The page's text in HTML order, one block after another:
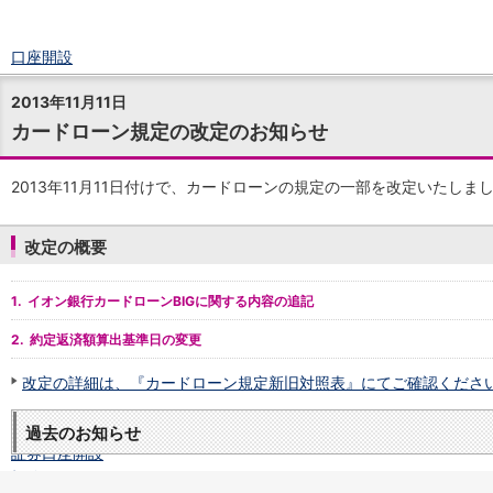
口座開設
ログイン
チャット
メニュー
商品・サービス
預金
普通預金
定期預金
積立式定期預金
外貨預金TOP
外貨普通預金
外貨定期預金
外貨普通預金積立
投資信託TOP
証券口座開設
投信つみたて
2013年11月11日
カードローン規定の改定のお知らせ
2013年11月11日付けで、カードローンの規定の一部を改定いたしまし
改定の概要
1. イオン銀行カードローンBIGに関する内容の追記
2. 約定返済額算出基準日の変更
改定の詳細は、『カードローン規定新旧対照表』にてご確認くださ
過去のお知らせ